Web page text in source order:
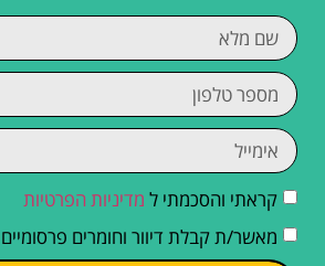
קראתי והסכמתי ל מדיניות הפרטיות
מאשר/ת קבלת דיוור וחומרים פרסומיים